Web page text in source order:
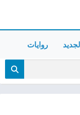
الجديد روايات